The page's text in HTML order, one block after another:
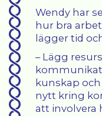
Wendy har
hur bra
lägger tid
– Lägg
kunskap
nytt kring
att involvera